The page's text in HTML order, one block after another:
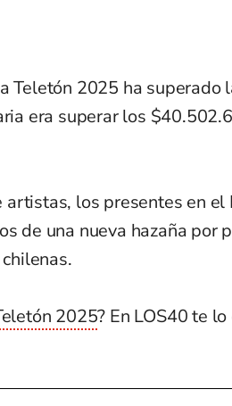
Teletón 2025 ha superado
era superar los
artistas, los presentes en
de una nueva hazaña por
2025? En LOS40 te